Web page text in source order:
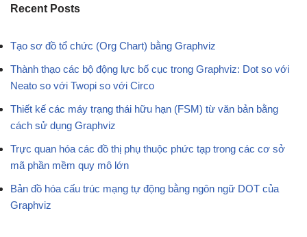
Recent Posts
Tạo sơ đồ tổ chức (Org Chart) bằng Graphviz
Thành thạo các bộ động lực bố cục trong Graphviz: Dot so với
Neato so với Twopi so với Circo
Thiết kế các máy trạng thái hữu hạn (FSM) từ văn bản bằng
cách sử dụng Graphviz
Trực quan hóa các đồ thị phụ thuộc phức tạp trong các cơ sở
mã phần mềm quy mô lớn
Bản đồ hóa cấu trúc mạng tự động bằng ngôn ngữ DOT của
Graphviz